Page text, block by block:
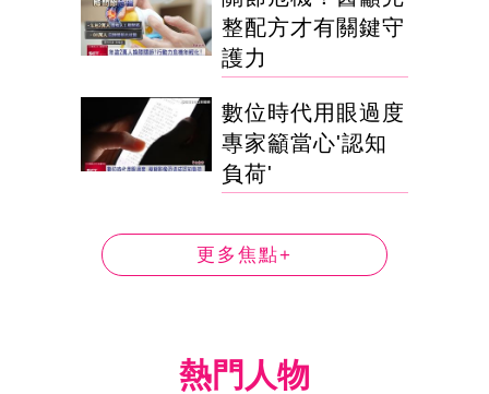
整配方才有關鍵守
護力
數位時代用眼過度
專家籲當心'認知
負荷'
更多焦點+
熱門人物